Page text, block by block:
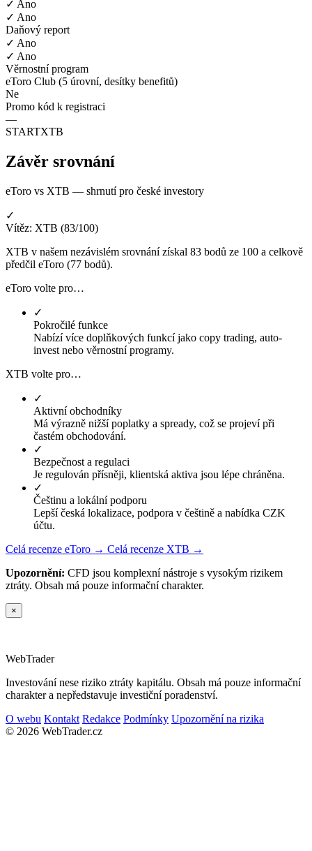
✓ Ano
✓ Ano
Daňový report
✓ Ano
✓ Ano
Věrnostní program
eToro Club (5 úrovní, desítky benefitů)
Ne
Promo kód k registraci
—
STARTXTB
Závěr srovnání
eToro vs XTB — shrnutí pro české investory
✓
Vítěz: XTB (83/100)
XTB v našem nezávislém srovnání získal 83 bodů ze 100 a celkově
předčil eToro (77 bodů).
eToro volte pro…
✓
Pokročilé funkce
Nabízí více doplňkových funkcí jako copy trading, auto-
invest nebo věrnostní programy.
XTB volte pro…
✓
Aktivní obchodníky
Má výrazně nižší poplatky a spready, což se projeví při
častém obchodování.
✓
Bezpečnost a regulaci
Je regulován přísněji, klientská aktiva jsou lépe chráněna.
✓
Češtinu a lokální podporu
Lepší česká lokalizace, podpora v češtině a nabídka CZK
účtu.
Celá recenze eToro → Celá recenze XTB →
Upozornění: CFD jsou komplexní nástroje s vysokým rizikem
ztráty. Obsah má pouze informační charakter.
×
WebTrader
Investování nese riziko ztráty kapitálu. Obsah má pouze informační
charakter a nepředstavuje investiční poradenství.
O webu Kontakt Redakce Podmínky Upozornění na rizika
© 2026 WebTrader.cz